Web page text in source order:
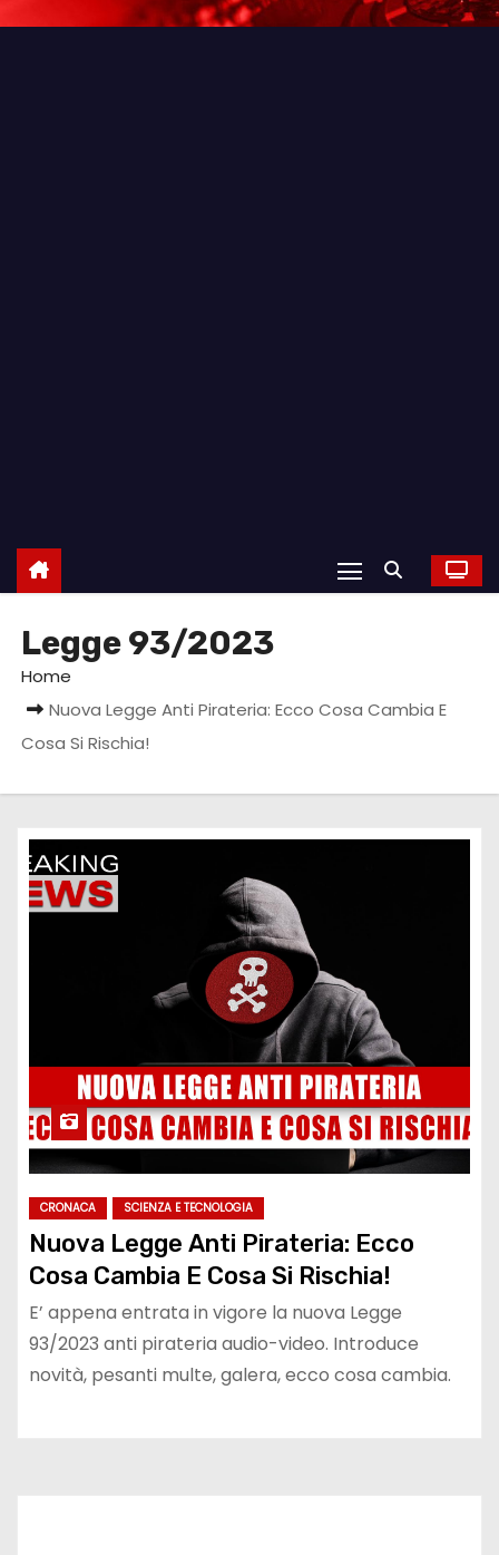
Legge 93/2023
Home
Nuova Legge Anti Pirateria: Ecco Cosa Cambia E
Cosa Si Rischia!
CRONACA SCIENZA E TECNOLOGIA
Nuova Legge Anti Pirateria: Ecco
Cosa Cambia E Cosa Si Rischia!
E’ appena entrata in vigore la nuova Legge
93/2023 anti pirateria audio-video. Introduce
novità, pesanti multe, galera, ecco cosa cambia.